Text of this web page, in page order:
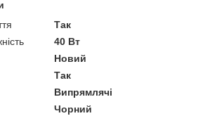
Так
40 Вт
Новий
Так
Випрямлячі
Чорний